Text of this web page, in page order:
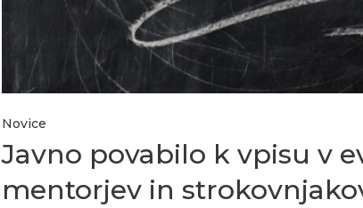
Novice
Javno povabilo k vpisu v
mentorjev in